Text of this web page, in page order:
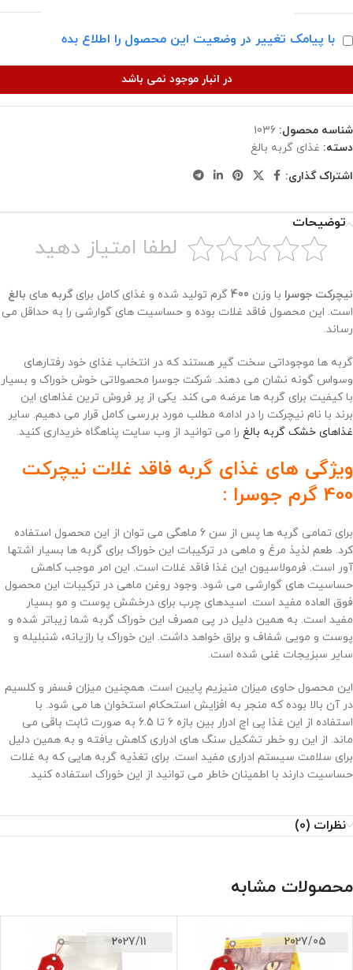
با پیامک تغییر در وضعیت این محصول را اطلاع بده
در انبار موجود نمی باشد
شناسه محصول: 1036
دسته: غذای گربه بالغ
اشتراک گذاری:
توضیحات
لطفا امتیاز دهید
نیچرکت جوسرا با وزن 400 گرم تولید شده و غذای کامل برایگربه های بالغ
است. این محصول فاقد غلات بوده و حساسیت های گوارشی را به حداقل می
رساند.
گربه ها موجوداتی سخت گیر هستند که در انتخاب غذای خود رفتارهای
وسواس گونه نشان می دهند. شرکت جوسرا محصولاتی خوش خوراک و بسیار
با کیفیت برای گربه ها عرضه می کند. یکی از پر فروش ترین غذاهای این
برند با نام نیچرکت را در ادامه مطلب مورد بررسی کامل قرار می دهیم. سایر
غذاهای خشک گربه بالغ را می توانید از وب سایت پناهگاه خریداری کنید.
ویژگی های غذای گربه فاقد غلات نیچرکت
400 گرم جوسرا :
برای تمامی گربه ها پس از سن 6 ماهگی می توان از این محصول استفاده
کرد. طعم لذیذ مرغ و ماهی در ترکیبات این خوراک برای گربه ها بسیار اشتها
آور است. فرمولاسیون این غذا فاقد غلات است. این امر موجب کاهش
حساسیت های گوارشی می شود. وجود روغن ماهی در ترکیبات این محصول
فوق العاده مفید است. اسیدهای چرب برای درخشش پوست و مو بسیار
مفید است. به همین دلیل در پی مصرف این خوراک گربه شما زیباتر شده و
پوست و مویی شفاف و براق خواهد داشت. این خوراک با رازیانه، شنبلیله و
سایر سبزیجات غنی شده است.
این محصول حاوی میزان منیزیم پایین است. همچنین میزان فسفر و کلسیم
در آن بالا بوده که منجر به افزایش استحکام استخوان ها می شود. با
استفاده از این غذا پی اچ ادرار بین بازه 6 تا 6.5 به صورت ثابت باقی می
ماند. از این رو خطر تشکیل سنگ های ادراری کاهش یافته و به همین دلیل
برای سلامت سیستم ادراری مفید است. برای تغذیه گربه هایی که به غلات
حساسیت دارند با اطمینان خاطر می توانید از این خوراک استفاده کنید.
نظرات (0)
محصولات مشابه
2027/05
2027/11